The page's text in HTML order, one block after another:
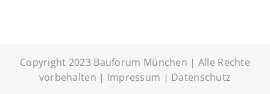
Copyright 2023 Bauforum München | Alle Rechte
vorbehalten | Impressum | Datenschutz